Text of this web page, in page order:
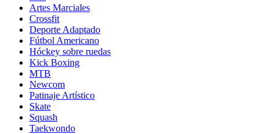
Artes Marciales
Crossfit
Deporte Adaptado
Fútbol Americano
Hóckey sobre ruedas
Kick Boxing
MTB
Newcom
Patinaje Artístico
Skate
Squash
Taekwondo